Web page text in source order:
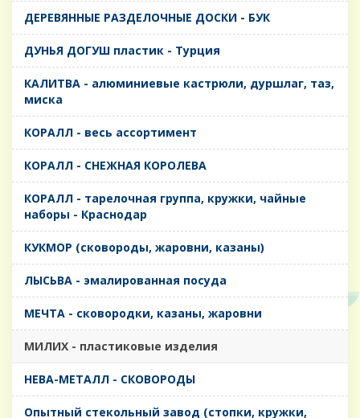
ДЕРЕВЯННЫЕ РАЗДЕЛОЧНЫЕ ДОСКИ - БУК
ДУНЬЯ ДОГУШ пластик - Турция
КАЛИТВА - алюминиевые кастрюли, дуршлаг, таз,
миска
КОРАЛЛ - весь ассортимент
КОРАЛЛ - СНЕЖНАЯ КОРОЛЕВА
КОРАЛЛ - тарелочная группа, кружки, чайные
наборы - Краснодар
КУКМОР (сковороды, жаровни, казаны)
ЛЫСЬВА - эмалированная посуда
МЕЧТА - сковородки, казаны, жаровни
МИЛИХ - пластиковые изделия
НЕВА-МЕТАЛЛ - СКОВОРОДЫ
Опытный стекольный завод (стопки, кружки,